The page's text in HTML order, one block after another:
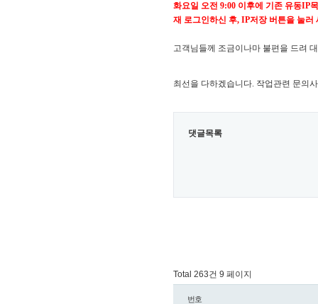
화요일 오전 9:00 이후에 기존 유동IP
재 로그인하신 후, ​IP저장 버튼을 눌러
고객님들께 조금이나마 불편을 드려
최선을 다하겠습니다. 작업관련 문의
댓글목록
Total 263건 9 페이지
번호